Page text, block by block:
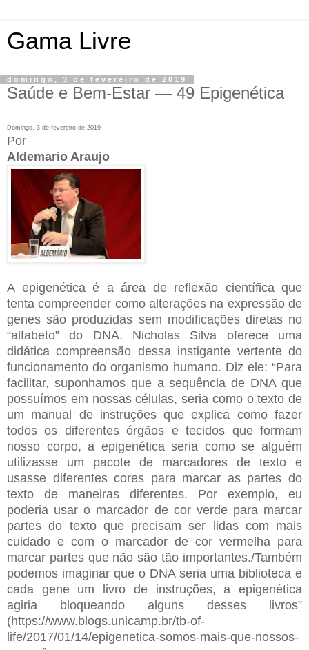
Gama Livre
domingo, 3 de fevereiro de 2019
Saúde e Bem-Estar — 49 Epigenética
Domingo, 3 de fevereiro de 2019
Por
Aldemario Araujo
A epigenética é a área de reflexão científica que
tenta compreender como alterações na expressão de
genes são produzidas sem modificações diretas no
“alfabeto” do DNA. Nicholas Silva oferece uma
didática compreensão dessa instigante vertente do
funcionamento do organismo humano. Diz ele: “Para
facilitar, suponhamos que a sequência de DNA que
possuímos em nossas células, seria como o texto de
um manual de instruções que explica como fazer
todos os diferentes órgãos e tecidos que formam
nosso corpo, a epigenética seria como se alguém
utilizasse um pacote de marcadores de texto e
usasse diferentes cores para marcar as partes do
texto de maneiras diferentes. Por exemplo, eu
poderia usar o marcador de cor verde para marcar
partes do texto que precisam ser lidas com mais
cuidado e com o marcador de cor vermelha para
marcar partes que não são tão importantes./Também
podemos imaginar que o DNA seria uma biblioteca e
cada gene um livro de instruções, a epigenética
agiria bloqueando alguns desses livros”
(https://www.blogs.unicamp.br/tb-of-
life/2017/01/14/epigenetica-somos-mais-que-nossos-